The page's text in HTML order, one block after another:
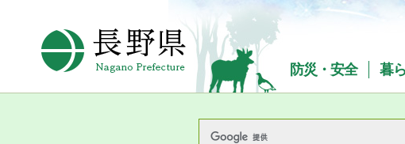
長野県Nagano Prefecture
防災・安全 暮